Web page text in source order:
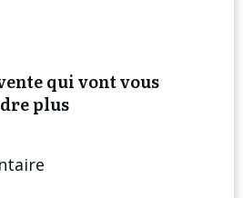
qui vont vous
plus